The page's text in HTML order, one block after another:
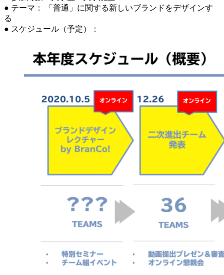
● テーマ： 「普通」に関する新しいブランドをデザインす
る
● スケジュール（予定）：